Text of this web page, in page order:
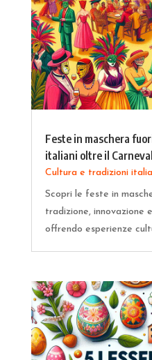
Feste in maschera
italiani oltre il
Cultura e tradizioni
Scopri le feste in
tradizione, innovazione
offrendo esperienze